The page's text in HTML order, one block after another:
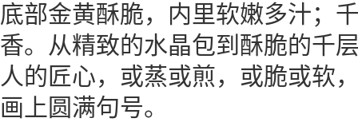
底部金黄酥脆，内里软嫩多汁；
香。从精致的水晶包到酥脆的千
人的匠心，或蒸或煎，或脆或软
画上圆满句号。